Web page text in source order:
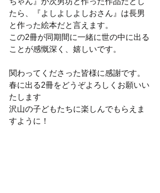
たら、『よしよしよしおさん』は長男
と作った絵本だと言えます。
この2冊が同期間に一緒に世の中に出る
ことが感慨深く、嬉しいです。
関わってくださった皆様に感謝です。
春に出る2冊をどうぞよろしくお願いい
たします
沢山の子どもたちに楽しんでもらえま
すように！